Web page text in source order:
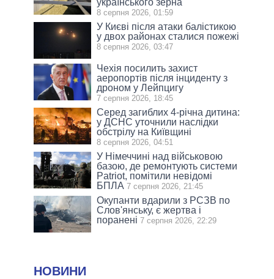
українського зерна
8 серпня 2026, 01:59
У Києві після атаки балістикою
у двох районах сталися пожежі
8 серпня 2026, 03:47
Чехія посилить захист
аеропортів після інциденту з
дроном у Лейпцигу
7 серпня 2026, 18:45
Серед загиблих 4-річна дитина:
у ДСНС уточнили наслідки
обстрілу на Київщині
8 серпня 2026, 04:51
У Німеччині над військовою
базою, де ремонтують системи
Patriot, помітили невідомі
БПЛА 7 серпня 2026, 21:45
Окупанти вдарили з РСЗВ по
Слов'янську, є жертва і
поранені 7 серпня 2026, 22:29
НОВИНИ